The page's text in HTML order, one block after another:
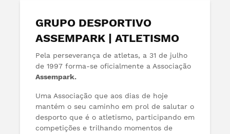
GRUPO DESPORTIVO
ASSEMPARK | ATLETISMO
Pela perseverança de atletas, a 31 de julho
de 1997 forma-se oficialmente a Associação
Assempark.
Uma Associação que aos dias de hoje
mantém o seu caminho em prol de salutar o
desporto que é o atletismo, participando em
competições e trilhando momentos de